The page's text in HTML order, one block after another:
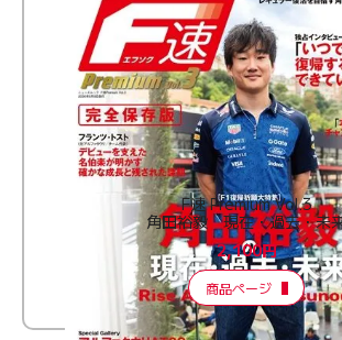
F速 Premium Vol.3
角田裕毅 現在・過去・未
2,100円
商品ページ